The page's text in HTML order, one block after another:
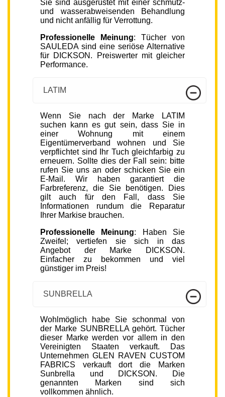
Sie sind ausgerüstet mit einer schmutz-
und wasserabweisenden Behandlung
und nicht anfällig für Verrottung.
Professionelle Meinung: Tücher von
SAULEDA sind eine seriöse Alternative
für DICKSON. Preiswerter mit gleicher
Performance.
LATIM
Wenn Sie nach der Marke LATIM
suchen kann es gut sein, dass Sie in
einer Wohnung mit einem
Eigentümerverband wohnen und Sie
verpflichtet sind Ihr Tuch gleichfarbig zu
erneuern. Sollte dies der Fall sein: bitte
rufen Sie uns an oder schicken Sie ein
E-Mail. Wir haben garantiert die
Farbreferenz, die Sie benötigen. Dies
gilt auch für den Fall, dass Sie
Informationen rundum die Reparatur
Ihrer Markise brauchen.
Professionelle Meinung: Haben Sie
Zweifel; vertiefen sie sich in das
Angebot der Marke DICKSON.
Einfacher zu bekommen und viel
günstiger im Preis!
SUNBRELLA
Wohlmöglich habe Sie schonmal von
der Marke SUNBRELLA gehört. Tücher
dieser Marke werden vor allem in den
Vereinigten Staaten verkauft. Das
Unternehmen GLEN RAVEN CUSTOM
FABRICS verkauft dort die Marken
Sunbrella und DICKSON. Die
genannten Marken sind sich
vollkommen ähnlich.